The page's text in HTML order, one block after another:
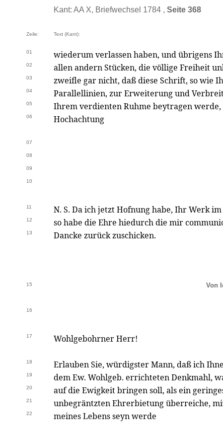
Kant: AA X, Briefwechsel 1784 , Seite 368
Zeile: Text (Kant):
01 wiederum verlassen haben, und übrigens
02 allen andern Stücken, die völlige Freiheit
03 zweifle gar nicht, daß diese Schrift, so wie
04 Parallellinien, zur Erweiterung und
05 Ihrem verdienten Ruhme beytragen
06 Hochachtung
07
08
09
10
11 N. S. Da ich jetzt Hofnung habe, Ihr Werk
12 so habe die Ehre hiedurch die mir
13 Dancke zurück zuschicken.
15 Von
16
17 Wohlgebohrner Herr!
18 Erlauben Sie, würdigster Mann, daß ich
19 dem Ew. Wohlgeb. errichteten Denkmahl,
20 auf die Ewigkeit bringen soll, als ein
21 unbegräntzten Ehrerbietung überreiche,
22 meines Lebens seyn werde